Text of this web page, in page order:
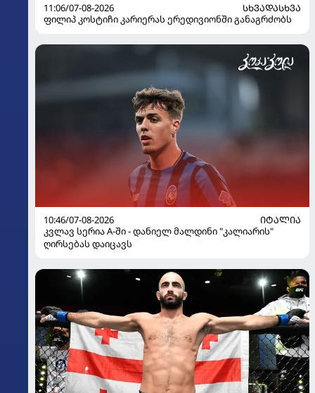
11:06/07-08-2026
ᲡᲮᲕᲐᲓᲐᲡᲮᲕᲐ
ფილიპ კოსტიჩი კარიერას ერედივიონში განაგრძობს
10:46/07-08-2026
ᲘᲢᲐᲚᲘᲐ
კვლავ სერია A-ში - დანიელ მალდინი "კალიარის"
ღირსებას დაიცავს